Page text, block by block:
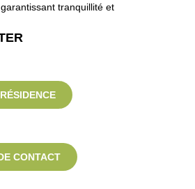
tranquillité et
CONTACT